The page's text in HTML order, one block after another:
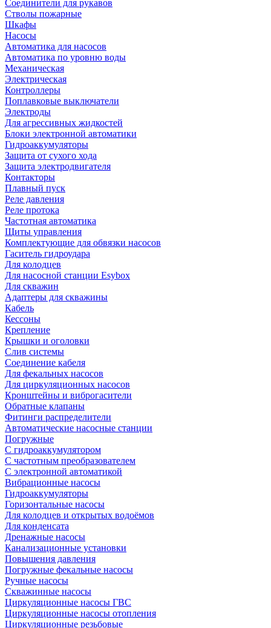
Соединители для рукавов
Стволы пожарные
Шкафы
Насосы
Автоматика для насосов
Автоматика по уровню воды
Механическая
Электрическая
Контроллеры
Поплавковые выключатели
Электроды
Для агрессивных жидкостей
Блоки электронной автоматики
Гидроаккумуляторы
Защита от сухого хода
Защита электродвигателя
Контакторы
Плавный пуск
Реле давления
Реле протока
Частотная автоматика
Щиты управления
Комплектующие для обвязки насосов
Гаситель гидроудара
Для колодцев
Для насосной станции Esybox
Для скважин
Адаптеры для скважины
Кабель
Кессоны
Крепление
Крышки и оголовки
Слив системы
Соединение кабеля
Для фекальных насосов
Для циркуляционных насосов
Кронштейны и виброгасители
Обратные клапаны
Фитинги распределители
Автоматические насосные станции
Погружные
С гидроаккумулятором
С частотным преобразователем
С электронной автоматикой
Вибрационные насосы
Гидроаккумуляторы
Горизонтальные насосы
Для колодцев и открытых водоёмов
Для конденсата
Дренажные насосы
Канализационные установки
Повышения давления
Погружные фекальные насосы
Ручные насосы
Скважинные насосы
Циркуляционные насосы ГВС
Циркуляционные насосы отопления
Циркуляционные резьбовые